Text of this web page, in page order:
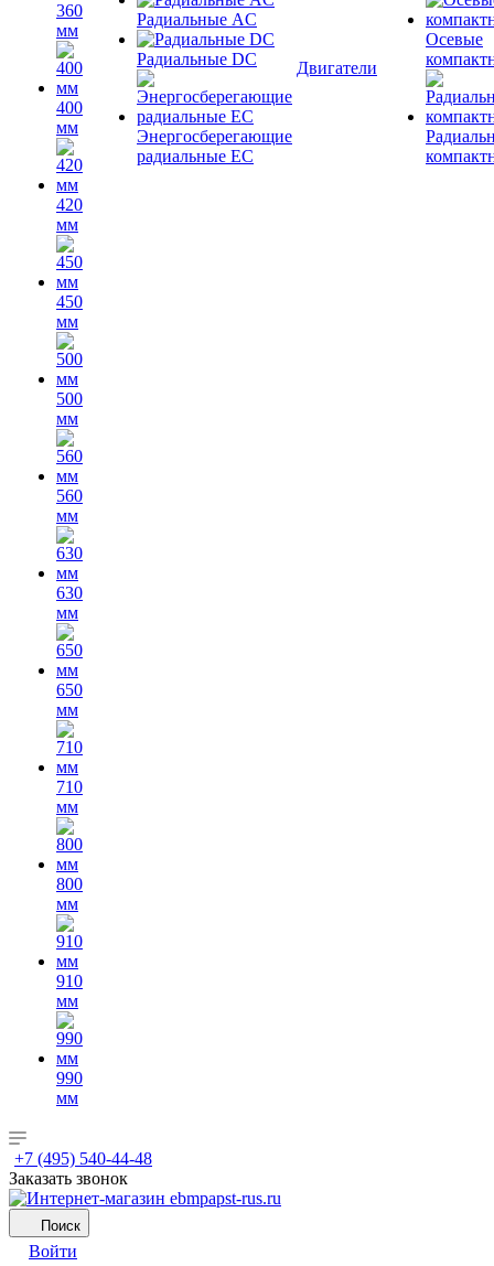
360
мм
400
мм
420
мм
450
мм
500
мм
560
мм
630
мм
650
мм
710
мм
800
мм
910
мм
990
мм
Радиальные AC
Радиальные DC
Энергосберегающие
радиальные EC
Двигатели
Осевые
+7 (495) 540-44-48
Заказать звонок
Поиск
Войти